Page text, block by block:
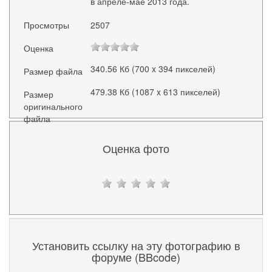
Просмотры
2507
Оценка
Размер файла
340.56 Кб (700 x 394 пикселей)
Размер
оригинального
файла
479.38 Кб (1087 x 613 пикселей)
Оценка фото
Установить ссылку на эту фотографию в
форуме (BBcode)